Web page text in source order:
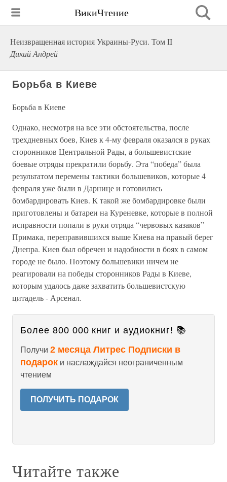
ВикиЧтение
Неизвращенная история Украины-Руси. Том II
Дикий Андрей
Борьба в Киеве
Борьба в Киеве
Однако, несмотря на все эти обстоятельства, после
трехдневных боев, Киев к 4-му февраля оказался в руках
сторонников Центральной Рады, а большевистские
боевые отряды прекратили борьбу. Эта “победа” была
результатом перемены тактики большевиков, которые 4
февраля уже были в Дарнице и готовились
бомбардировать Киев. К такой же бомбардировке были
приготовлены и батареи на Куреневке, которые в полной
исправности попали в руки отряда “червовых казаков”
Примака, переправившихся выше Киева на правый берег
Днепра. Киев был обречен и надобности в боях в самом
городе не было. Поэтому большевики ничем не
реагировали на победы сторонников Рады в Киеве,
которым удалось даже захватить большевистскую
цитадель - Арсенал.
Более 800 000 книг и аудиокниг! 📚
Получи 2 месяца Литрес Подписки в
подарок и наслаждайся неограниченным
чтением
ПОЛУЧИТЬ ПОДАРОК
Читайте также